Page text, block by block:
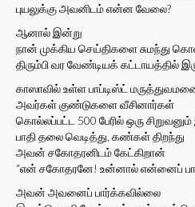
புயலுக்கு அவனிடம் என்ன வேலை?
ஆனால் இன்று
நான் முக்கிய செய்திகளை சுமந்து
திரும்பி வர வேண்டியக் கட்டாயத்தில்
காஸாவில் உள்ள பாப்டிஸ்ட்
அவர்கள் குண்டுகளை வீசினார்கள்
கொல்லப்பட்ட 500 பேரில் ஒரு
பாதி தலை வெடித்து, கண்கள் திறந்து
அவன் சகோதரனிடம் கேட்கிறான்
“என் சகோதரனே! உன்னால் என்னைப்
அவன் அவனைப் பார்க்கவில்லை